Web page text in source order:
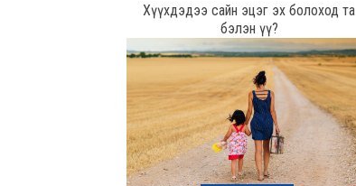
Хүүхдэдээ сайн эцэг эх болоход та
бэлэн үү?